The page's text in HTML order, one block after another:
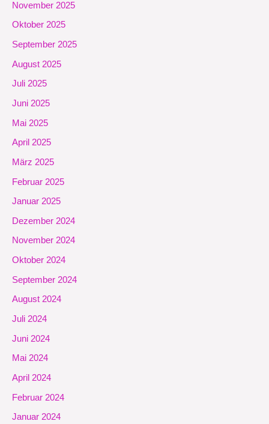
November 2025
Oktober 2025
September 2025
August 2025
Juli 2025
Juni 2025
Mai 2025
April 2025
März 2025
Februar 2025
Januar 2025
Dezember 2024
November 2024
Oktober 2024
September 2024
August 2024
Juli 2024
Juni 2024
Mai 2024
April 2024
Februar 2024
Januar 2024